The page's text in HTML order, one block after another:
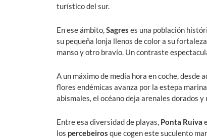
turístico del sur.
En ese ámbito,Sagres es una población
su pequeña lonja llenos de color a su
manso y otro bravío. Un contraste
A un máximo de media hora en coche, desde
flores endémicas avanza por la estepa
abismales, el océano deja arenales dorados
Entre esa diversidad de playas, Ponta Ruiva
los percebeiros que cogen este suculento